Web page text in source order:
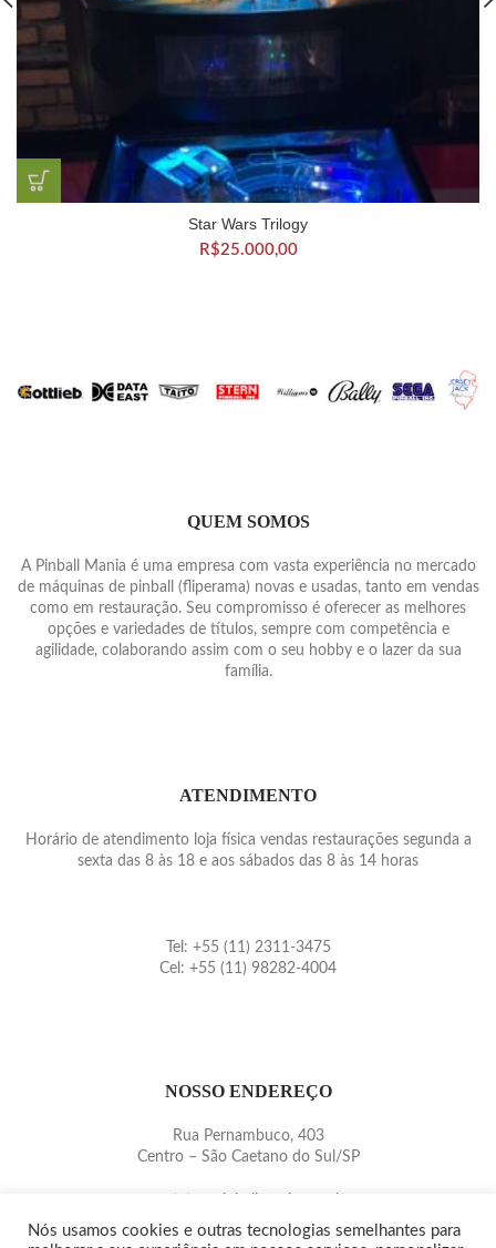
Star Wars Trilogy
R$25.000,00
QUEM SOMOS
A Pinball Mania é uma empresa com vasta experiência no mercado
de máquinas de pinball (fliperama) novas e usadas, tanto em vendas
como em restauração. Seu compromisso é oferecer as melhores
opções e variedades de títulos, sempre com competência e
agilidade, colaborando assim com o seu hobby e o lazer da sua
família.
ATENDIMENTO
Horário de atendimento loja física vendas restaurações segunda a
sexta das 8 às 18 e aos sábados das 8 às 14 horas
Tel: +55 (11) 2311-3475
Cel: +55 (11) 98282-4004
NOSSO ENDEREÇO
Rua Pernambuco, 403
Centro – São Caetano do Sul/SP
www.pinballmania.com.br
Nós usamos cookies e outras tecnologias semelhantes para